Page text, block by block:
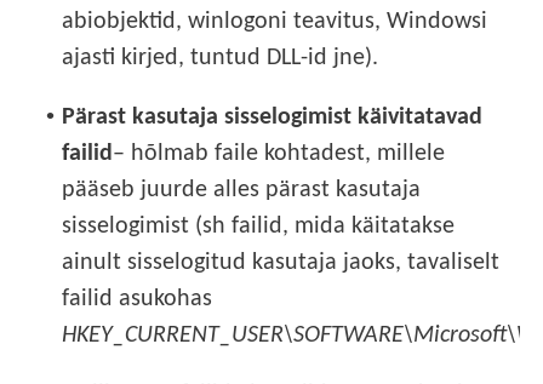
abiobjektid, winlogoni teavitus, Windowsi
ajasti kirjed, tuntud DLL-id jne).
• Pärast kasutaja sisselogimist käivitatavad
failid– hõlmab faile kohtadest, millele
pääseb juurde alles pärast kasutaja
sisselogimist (sh failid, mida käitatakse
ainult sisselogitud kasutaja jaoks, tavaliselt
failid asukohas